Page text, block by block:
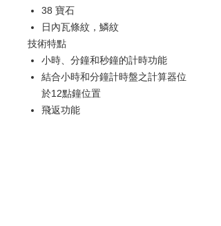
38 寶石
日內瓦條紋，鱗紋
技術特點
小時、分鐘和秒鐘的計時功能
結合小時和分鐘計時盤之計算器位
於12點鐘位置
飛返功能